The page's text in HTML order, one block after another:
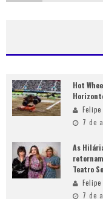
Hot
7 de
As
Teatro
7 de